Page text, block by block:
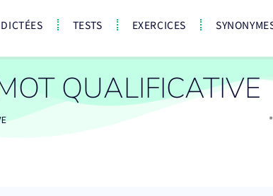
DICTÉES TESTS EXERCICES
QUALIFICATIVE